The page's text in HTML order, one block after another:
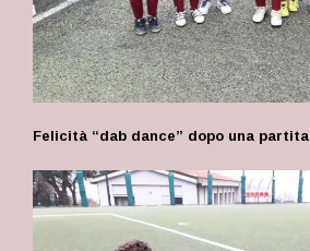
Felicità “dab dance” dopo una partita